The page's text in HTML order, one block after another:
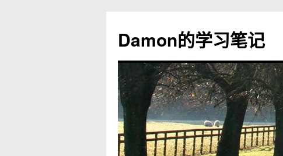
Damon的学习笔记